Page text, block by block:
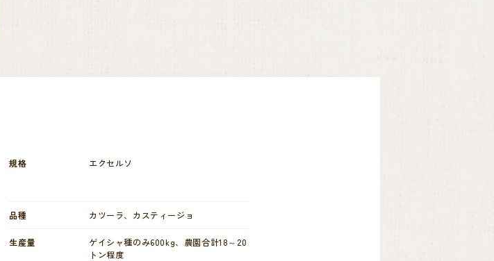
規格 エクセルソ
品種 カツーラ、カスティージョ
生産量
ゲイシャ種のみ600kg、農園合計18～20
トン程度